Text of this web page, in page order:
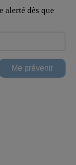
alerté dès que